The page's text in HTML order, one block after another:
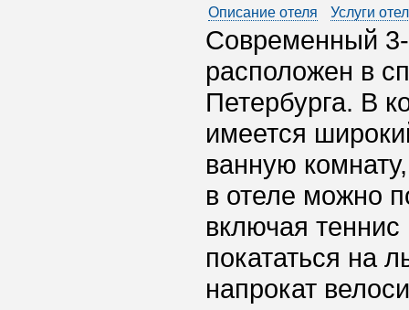
Описание отеля Услуги
Современный
расположен в
Петербурга. В
имеется
ванную
в отеле можно
включая
покататься на
напрокат